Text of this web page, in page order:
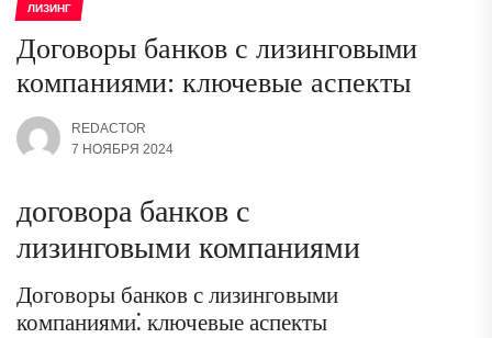
ЛИЗИНГ
Договоры банков с лизинговыми
компаниями: ключевые аспекты
REDACTOR
7 НОЯБРЯ 2024
договора банков с
лизинговыми компаниями
Договоры банков с лизинговыми
компаниями⁚ ключевые аспекты